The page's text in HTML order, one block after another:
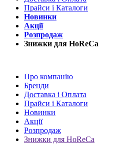
Прайси і Каталоги
Новинки
Акції
Розпродаж
Знижки для HoReCa
Про компанію
Бренди
Доставка і Оплата
Прайси і Каталоги
Новинки
Акції
Розпродаж
Знижки для HoReCa